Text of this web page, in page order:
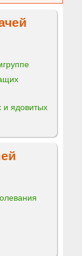
и ядовитых